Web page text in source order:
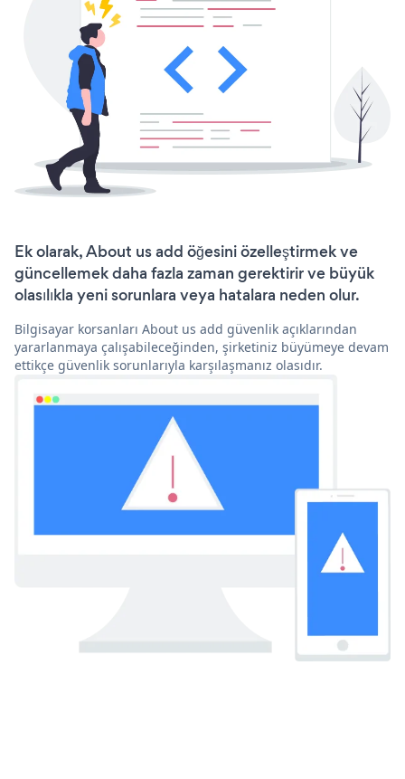
Ek olarak, About us add öğesini özelleştirmek ve
güncellemek daha fazla zaman gerektirir ve büyük
olasılıkla yeni sorunlara veya hatalara neden olur.
Bilgisayar korsanları About us add güvenlik açıklarından
yararlanmaya çalışabileceğinden, şirketiniz büyümeye devam
ettikçe güvenlik sorunlarıyla karşılaşmanız olasıdır.